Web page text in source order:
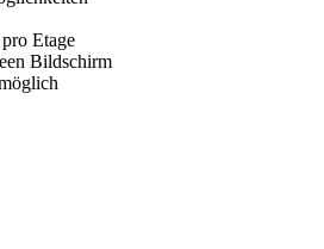
Etage
Bildschirm